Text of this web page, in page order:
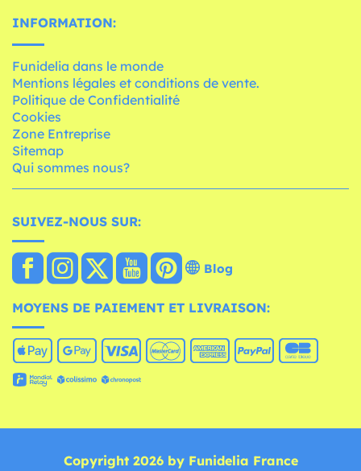
INFORMATION:
Funidelia dans le monde
Mentions légales et conditions de vente.
Politique de Confidentialité
Cookies
Zone Entreprise
Sitemap
Qui sommes nous?
SUIVEZ-NOUS SUR:
Blog
MOYENS DE PAIEMENT ET LIVRAISON:
Copyright 2026 by Funidelia France